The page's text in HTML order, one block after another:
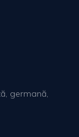
germană,